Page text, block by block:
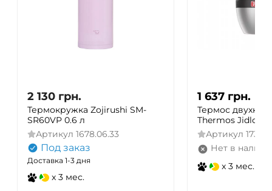
2 130 грн.
Термокружка Zojirushi SM-
SR60VP 0.6 л
Артикул 1678.06.33
Под заказ
Доставка 1-3 дня
x 3 мес.
1 637 грн.
Термос
Thermos
Артикул
Нет в
x 3 мес.